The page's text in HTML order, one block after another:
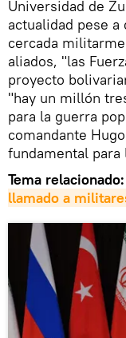
Universidad de
actualidad pese a
cercada
aliados, "las
proyecto
"hay un millón
para la guerra
comandante
fundamental para
Tema relacionado:
llamado a